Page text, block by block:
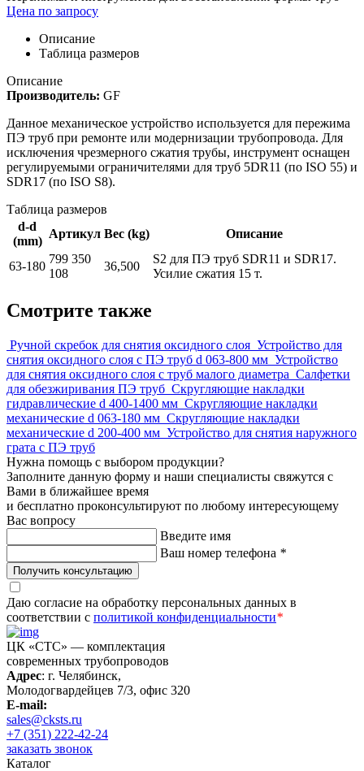
Цена по запросу
Описание
Таблица размеров
Описание
Производитель: GF
Данное механическое устройство используется для пережима
ПЭ труб при ремонте или модернизации трубопровода. Для
исключения чрезмерного сжатия трубы, инструмент оснащен
регулируемыми ограничителями для труб 5DR11 (по ISO 55) и
SDR17 (по ISO S8).
Таблица размеров
d-d
(mm)
Артикул Вес (kg) Описание
63-180
799 350
108
36,500
S2 для ПЭ труб SDR11 и SDR17.
Усилие сжатия 15 т.
Смотрите также
Ручной скребок для снятия оксидного слоя Устройство для
снятия оксидного слоя с ПЭ труб d 063-800 мм Устройство
для снятия оксидного слоя с труб малого диаметра Салфетки
для обезжиривания ПЭ труб Скругляющие накладки
гидравлические d 400-1400 мм Скругляющие накладки
механические d 063-180 мм Скругляющие накладки
механические d 200-400 мм Устройство для снятия наружного
грата с ПЭ труб
Нужна помощь с выбором продукции?
Заполните данную форму и наши специалисты свяжутся с
Вами в ближайшее время
и бесплатно проконсультируют по любому интересующему
Вас вопросу
Введите имя
Ваш номер телефона *
Получить консультацию
Даю согласие на обработку персональных данных в
соответствии с политикой конфиденциальности*
ЦК «СТС» — комплектация
современных трубопроводов
Адрес: г. Челябинск,
Молодогвардейцев 7/3, офис 320
E-mail:
sales@cksts.ru
+7 (351) 222-42-24
заказать звонок
Каталог